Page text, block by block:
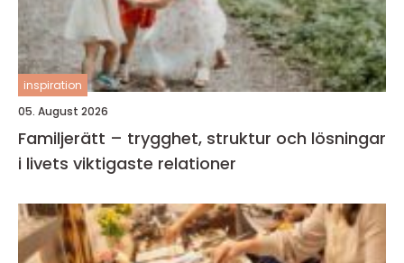
inspiration
05. August 2026
Familjerätt – trygghet, struktur och lösningar
i livets viktigaste relationer